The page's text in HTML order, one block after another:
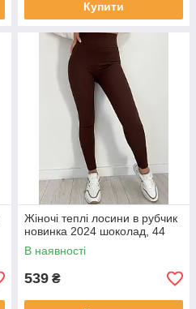
Купити
Жіночі теплі лосини в рубчик
новинка 2024 шоколад, 44
В наявності
539 ₴